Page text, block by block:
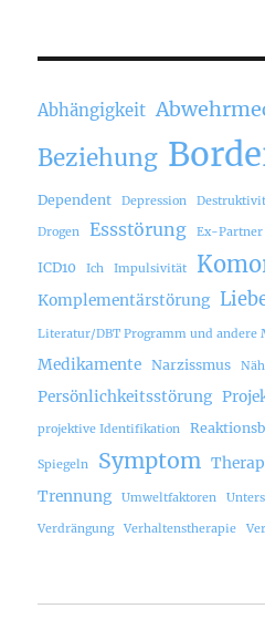
Abhängigkeit
Beziehung
Dependent Depression
Drogen Essstörung Ex-Partner
ICD10 Ich Impulsivität
Komplementärstörung
Literatur/DBT Programm und andere
Medikamente Narzissmus
Persönlichkeitsstörung
projektive Identifikation
Spiegeln Symptom
Trennung Umweltfaktoren
Verdrängung Verhaltenstherapie